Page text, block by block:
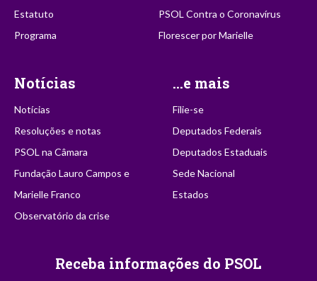
Estatuto
Programa
PSOL Contra o Coronavírus
Florescer por Marielle
Notícias
Notícias
Resoluções e notas
PSOL na Câmara
Fundação Lauro Campos e
Marielle Franco
Observatório da crise
...e mais
Filie-se
Deputados Federais
Deputados Estaduais
Sede Nacional
Estados
Receba informações do PSOL